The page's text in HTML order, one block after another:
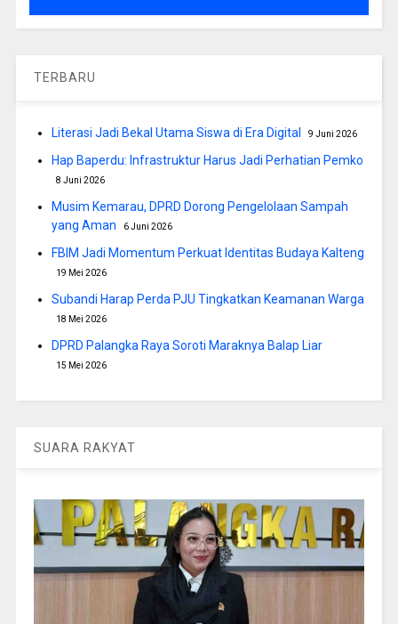
TERBARU
Literasi Jadi Bekal Utama Siswa di Era Digital 9 Juni 2026
Hap Baperdu: Infrastruktur Harus Jadi Perhatian Pemko
8 Juni 2026
Musim Kemarau, DPRD Dorong Pengelolaan Sampah
yang Aman
6 Juni 2026
FBIM Jadi Momentum Perkuat Identitas Budaya Kalteng
19 Mei 2026
Subandi Harap Perda PJU Tingkatkan Keamanan Warga
18 Mei 2026
DPRD Palangka Raya Soroti Maraknya Balap Liar
15 Mei 2026
SUARA RAKYAT